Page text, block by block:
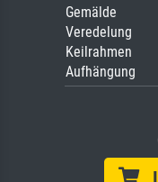
Gemälde
Veredelung
Keilrahmen
Aufhängung